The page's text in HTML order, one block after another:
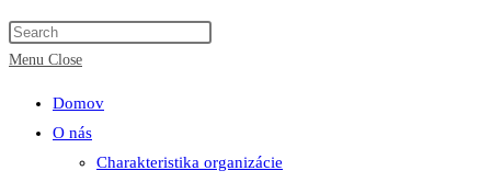
Menu Close
Domov
O nás
Charakteristika organizácie